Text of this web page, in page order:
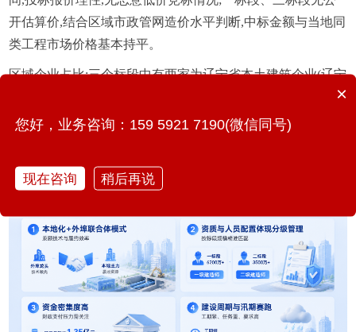
开估算价,结合区域市政管网造价水平判断,中标金额与当地同
类工程市场价格基本持平。
区域企业占比:三个标段中有两家为辽宁省本土建筑企业(辽宁
中天、辽宁中宇),一家省外企业(秦皇岛市政),本土企业熟悉抚
顺本地地质条件、管线分布及地方管理要求,在施工协调、工
工技术与管理经验,形成互补格局。
×
您好，业务咨询：159 5921 7190(微信同号)
现在咨询 稍后再说